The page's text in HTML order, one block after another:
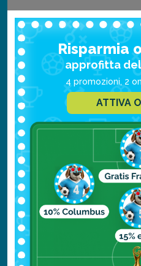
Una meta che sta
viaggiatori.
Ad aprile inOmanil
(massime fino a 34°C)
chi ama il sole
Perché visitarla:
della cultura
mozzafiato.
Cosa fare:
Un
smeraldo di
spiagge di
Leggi anche “Cosa si
Risparmia
approfitta
4 promozioni, 2
ATTIVA